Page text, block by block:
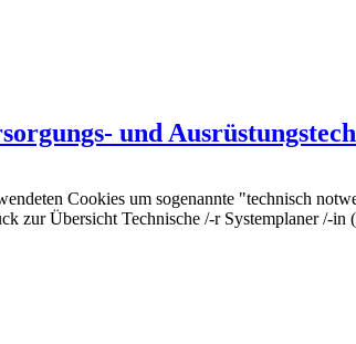
und
Cookies um sogenannte "technisch
zur Übersicht Technische /-r Systemplaner /-